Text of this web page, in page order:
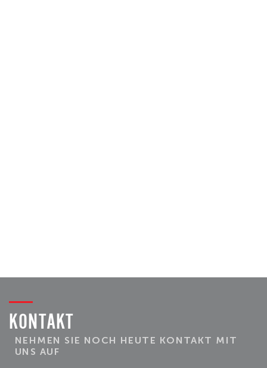
KONTAKT
NEHMEN SIE NOCH HEUTE KONTAKT MIT
UNS AUF